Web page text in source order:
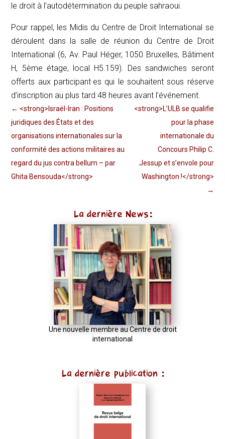
le droit à l’autodétermination du peuple sahraoui.
Pour rappel, les Midis du Centre de Droit International se
déroulent dans la salle de réunion du Centre de Droit
International (6, Av. Paul Héger, 1050 Bruxelles, Bâtiment
H, 5ème étage, local H5.159). Des sandwiches seront
offerts aux participant·es qui le souhaitent sous réserve
d’inscription au plus tard 48 heures avant l’événement.
← <strong>Israël-Iran : Positions
juridiques des États et des
organisations internationales sur la
conformité des actions militaires au
regard du jus contra bellum – par
Ghita Bensouda</strong>
<strong>L’ULB se qualifie
pour la phase
internationale du
Concours Philip C.
Jessup et s’envole pour
Washington !</strong>
→
La dernière News:
Une nouvelle membre au Centre de droit
international
La dernière publication :